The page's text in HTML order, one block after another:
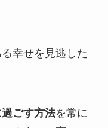
幸せを見逃した
ごす方法を常に